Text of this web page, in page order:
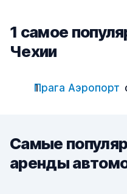
1 cамое
Чехии
Прага Аэропорт
Самые
аренды